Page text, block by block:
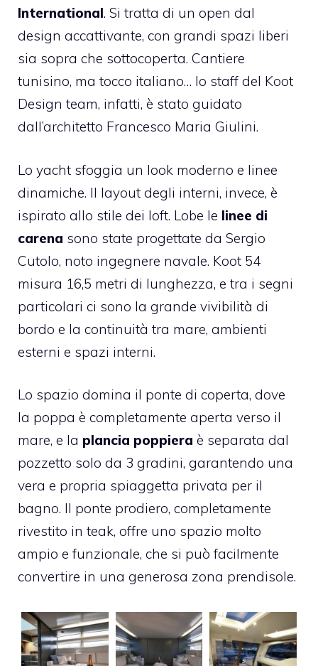
International. Si tratta di un open dal
design accattivante, con grandi spazi liberi
sia sopra che sottocoperta. Cantiere
tunisino, ma tocco italiano… lo staff del Koot
Design team, infatti, è stato guidato
dall’architetto Francesco Maria Giulini.
Lo yacht sfoggia un look moderno e linee
dinamiche. Il layout degli interni, invece, è
ispirato allo stile dei loft. Lobe le linee di
carena sono state progettate da Sergio
Cutolo, noto ingegnere navale. Koot 54
misura 16,5 metri di lunghezza, e tra i segni
particolari ci sono la grande vivibilità di
bordo e la continuità tra mare, ambienti
esterni e spazi interni.
Lo spazio domina il ponte di coperta, dove
la poppa è completamente aperta verso il
mare, e la plancia poppiera è separata dal
pozzetto solo da 3 gradini, garantendo una
vera e propria spiaggetta privata per il
bagno. Il ponte prodiero, completamente
rivestito in teak, offre uno spazio molto
ampio e funzionale, che si può facilmente
convertire in una generosa zona prendisole.